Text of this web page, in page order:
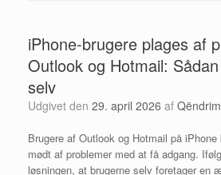
iPhone-brugere plages af
Outlook og Hotmail:
selv
Udgivet den 29. april 2026 af
Brugere af Outlook og Hotmail på
mødt af problemer med at få adgang.
løsningen, at brugerne selv foretager en